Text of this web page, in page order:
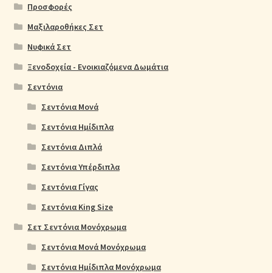
Προσφορές
Μαξιλαροθήκες Σετ
Νυφικά Σετ
Ξενοδοχεία - Ενοικιαζόμενα Δωμάτια
Σεντόνια
Σεντόνια Μονά
Σεντόνια Ημίδιπλα
Σεντόνια Διπλά
Σεντόνια Υπέρδιπλα
Σεντόνια Γίγας
Σεντόνια King Size
Σετ Σεντόνια Μονόχρωμα
Σεντόνια Μονά Μονόχρωμα
Σεντόνια Ημίδιπλα Μονόχρωμα